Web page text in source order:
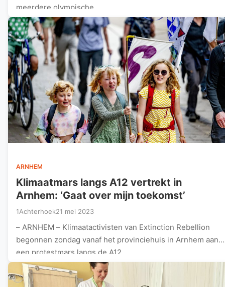
meerdere olympische…
ARNHEM
Klimaatmars langs A12 vertrekt in
Arnhem: ‘Gaat over mijn toekomst’
1Achterhoek21 mei 2023
– ARNHEM – Klimaatactivisten van Extinction Rebellion
begonnen zondag vanaf het provinciehuis in Arnhem aan
een protestmars langs de A12.…